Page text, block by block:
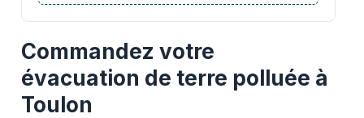
Commandez votre
évacuation de terre polluée à
Toulon